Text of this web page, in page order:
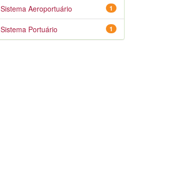
1
Sistema Aeroportuário
1
Sistema Portuário